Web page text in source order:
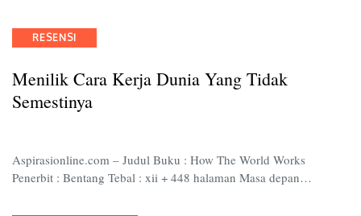
Categories
RESENSI
Menilik Cara Kerja Dunia Yang Tidak
Semestinya
Aspirasionline.com – Judul Buku : How The World Works
Penerbit : Bentang Tebal : xii + 448 halaman Masa depan…